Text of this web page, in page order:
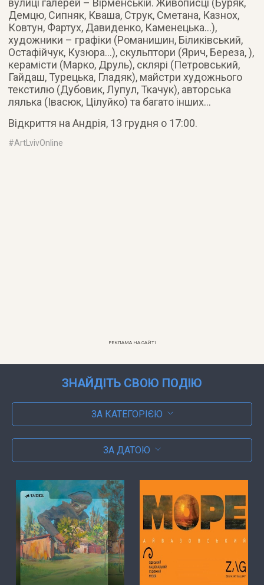
Демцю, Сипняк, Кваша, Струк, Сметана, Казнох,
Ковтун, Фартух, Давиденко, Каменецька…),
художники – графіки (Романишин, Біликівський,
Остафійчук, Кузюра…), скульптори (Ярич, Береза, ),
керамісти (Марко, Друль), склярі (Петровський,
Гайдаш, Турецька, Гладяк), майстри художнього
текстилю (Дубовик, Лупул, Ткачук), авторська
лялька (Івасюк, Цілуйко) та багато інших…
Відкриття на Андрія, 13 грудня о 17:00.
#ArtLvivOnline
РЕКЛАМА НА САЙТІ
ЗНАЙДІТЬ СВОЮ ПОДІЮ
ЗА КАТЕГОРІЄЮ
ЗА ДАТОЮ